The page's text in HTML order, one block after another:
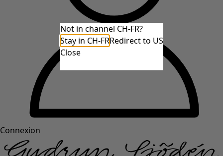
Connexion
Not in channel CH-FR?
Stay in CH-FRRedirect to US
Close